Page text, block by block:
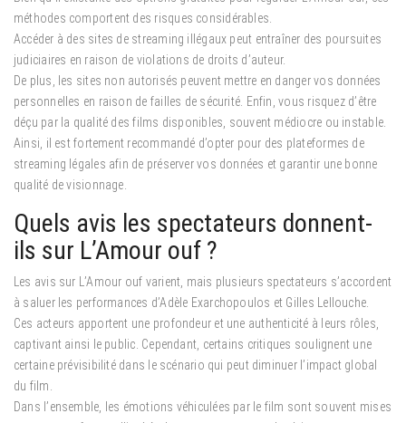
méthodes comportent des risques considérables.
Accéder à des sites de streaming illégaux peut entraîner des poursuites
judiciaires en raison de violations de droits d’auteur.
De plus, les sites non autorisés peuvent mettre en danger vos données
personnelles en raison de failles de sécurité. Enfin, vous risquez d’être
déçu par la qualité des films disponibles, souvent médiocre ou instable.
Ainsi, il est fortement recommandé d’opter pour des plateformes de
streaming légales afin de préserver vos données et garantir une bonne
qualité de visionnage.
Quels avis les spectateurs donnent-
ils sur L’Amour ouf ?
Les avis sur L’Amour ouf varient, mais plusieurs spectateurs s’accordent
à saluer les performances d’Adèle Exarchopoulos et Gilles Lellouche.
Ces acteurs apportent une profondeur et une authenticité à leurs rôles,
captivant ainsi le public. Cependant, certains critiques soulignent une
certaine prévisibilité dans le scénario qui peut diminuer l’impact global
du film.
Dans l’ensemble, les émotions véhiculées par le film sont souvent mises